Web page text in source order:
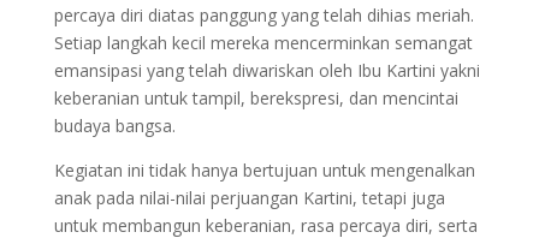
percaya diri diatas panggung yang telah dihias meriah.
Setiap langkah kecil mereka mencerminkan semangat
emansipasi yang telah diwariskan oleh Ibu Kartini yakni
keberanian untuk tampil, berekspresi, dan mencintai
budaya bangsa.
Kegiatan ini tidak hanya bertujuan untuk mengenalkan
anak pada nilai-nilai perjuangan Kartini, tetapi juga
untuk membangun keberanian, rasa percaya diri, serta